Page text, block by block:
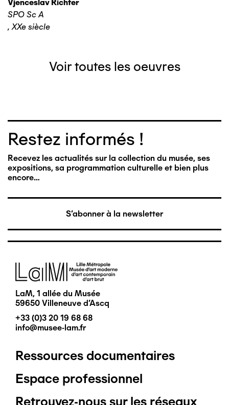
Vjenceslav Richter
SPO Sc A
,XXe siècle
Voir toutes les oeuvres
Restez informés !
Recevez les actualités sur la collection du musée, ses
expositions, sa programmation culturelle et bien plus
encore…
S'abonner à la newsletter
Image
LaM, 1 allée du Musée
59650 Villeneuve d'Ascq
+33 (0)3 20 19 68 68
info@musee-lam.fr
Pied
de
Ressources documentaires
Espace professionnel
Retrouvez-nous sur les réseaux